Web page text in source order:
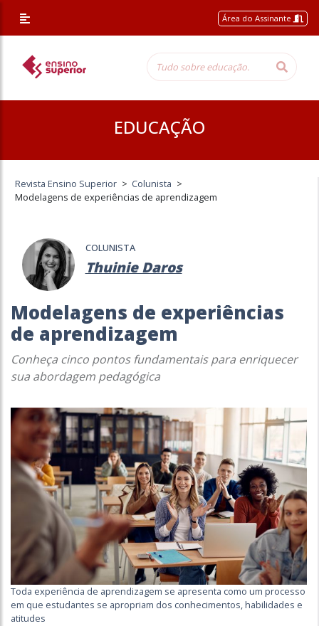
Área do Assinante
EDUCAÇÃO
Revista Ensino Superior > Colunista >
Modelagens de experiências de aprendizagem
COLUNISTA
Thuinie Daros
Modelagens de experiências
de aprendizagem
Conheça cinco pontos fundamentais para enriquecer
sua abordagem pedagógica
Toda experiência de aprendizagem se apresenta como um processo
em que estudantes se apropriam dos conhecimentos, habilidades e
atitudes